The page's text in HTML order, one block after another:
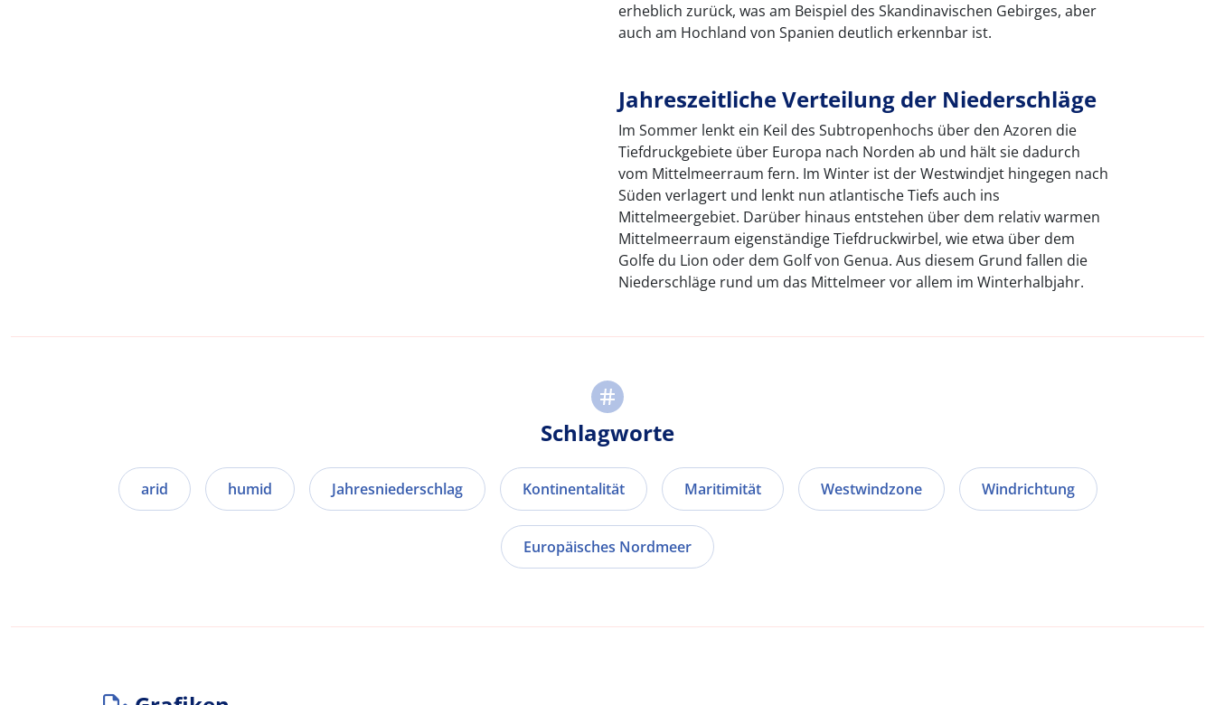
erheblich zurück, was am Beispiel des Skandinavischen Gebirges, aber
auch am Hochland von Spanien deutlich erkennbar ist.
Jahreszeitliche Verteilung der Niederschläge
Im Sommer lenkt ein Keil des Subtropenhochs über den Azoren die
Tiefdruckgebiete über Europa nach Norden ab und hält sie dadurch
vom Mittelmeerraum fern. Im Winter ist der Westwindjet hingegen nach
Süden verlagert und lenkt nun atlantische Tiefs auch ins
Mittelmeergebiet. Darüber hinaus entstehen über dem relativ warmen
Mittelmeerraum eigenständige Tiefdruckwirbel, wie etwa über dem
Golfe du Lion oder dem Golf von Genua. Aus diesem Grund fallen die
Niederschläge rund um das Mittelmeer vor allem im Winterhalbjahr.
Schlagworte
arid humid Jahresniederschlag Kontinentalität Maritimität Westwindzone Windrichtung
Europäisches Nordmeer